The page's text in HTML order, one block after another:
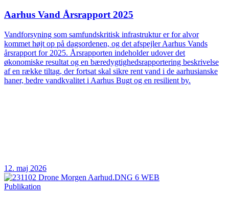
Aarhus Vand Årsrapport 2025
Vandforsyning som samfundskritisk infrastruktur er for alvor
kommet højt op på dagsordenen, og det afspejler Aarhus Vands
årsrapport for 2025. Årsrapporten indeholder udover det
økonomiske resultat og en bæredygtighedsrapportering beskrivelse
af en række tiltag, der fortsat skal sikre rent vand i de aarhusianske
haner, bedre vandkvalitet i Aarhus Bugt og en resilient by.
12. maj 2026
Publikation